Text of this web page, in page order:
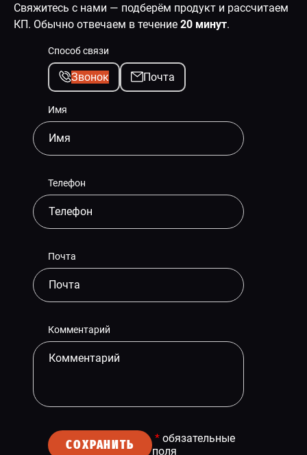
Свяжитесь с нами — подберём продукт и рассчитаем
КП. Обычно отвечаем в течение 20 минут.
Способ связи
Звонок Почта
Имя
Телефон
Почта
Комментарий
СОХРАНИТЬ * обязательные
поля